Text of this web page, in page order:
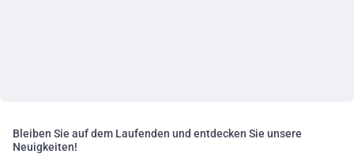
Bleiben Sie auf dem Laufenden und entdecken Sie unsere
Neuigkeiten!